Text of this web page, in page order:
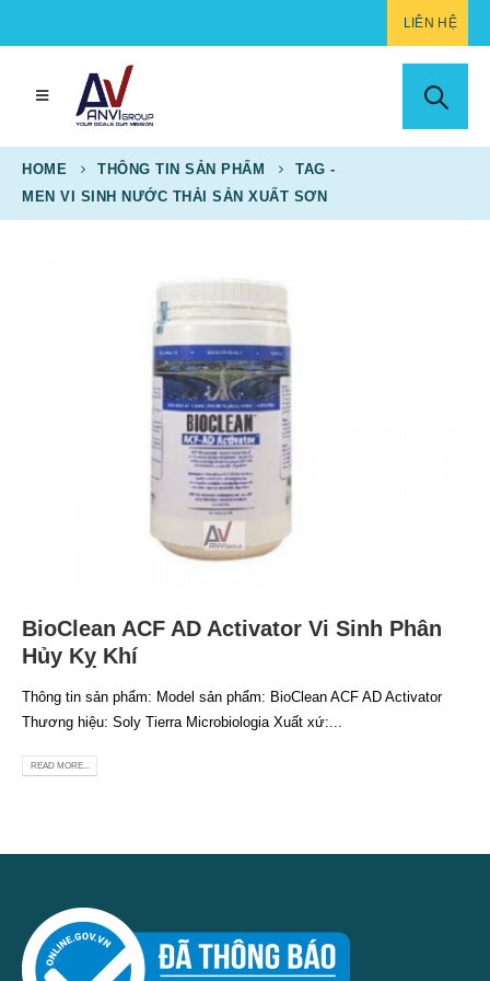
LIÊN HỆ
HOME THÔNG TIN SẢN PHẨM
TAG -
MEN VI SINH NƯỚC THẢI SẢN XUẤT SƠN
BioClean ACF AD Activator Vi Sinh Phân
Hủy Kỵ Khí
Thông tin sản phẩm: Model sản phẩm: BioClean ACF AD Activator
Thương hiệu: Soly Tierra Microbiologia Xuất xứ:...
READ MORE...